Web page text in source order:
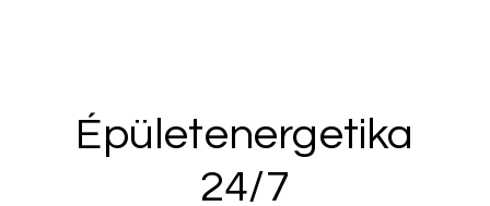
Épületenergetika
24/7